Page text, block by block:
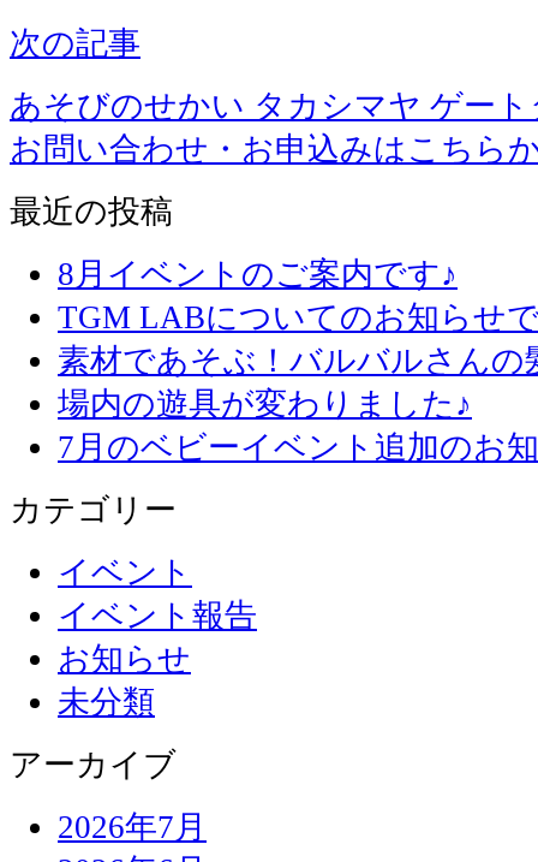
次の記事
あそびのせかい タカシマヤ ゲー
お問い合わせ・お申込みはこちら
最近の投稿
8月イベントのご案内です♪
TGM LABについてのお知らせ
素材であそぶ！バルバルさん
場内の遊具が変わりました♪
7月のベビーイベント追加のお
カテゴリー
イベント
イベント報告
お知らせ
未分類
アーカイブ
2026年7月